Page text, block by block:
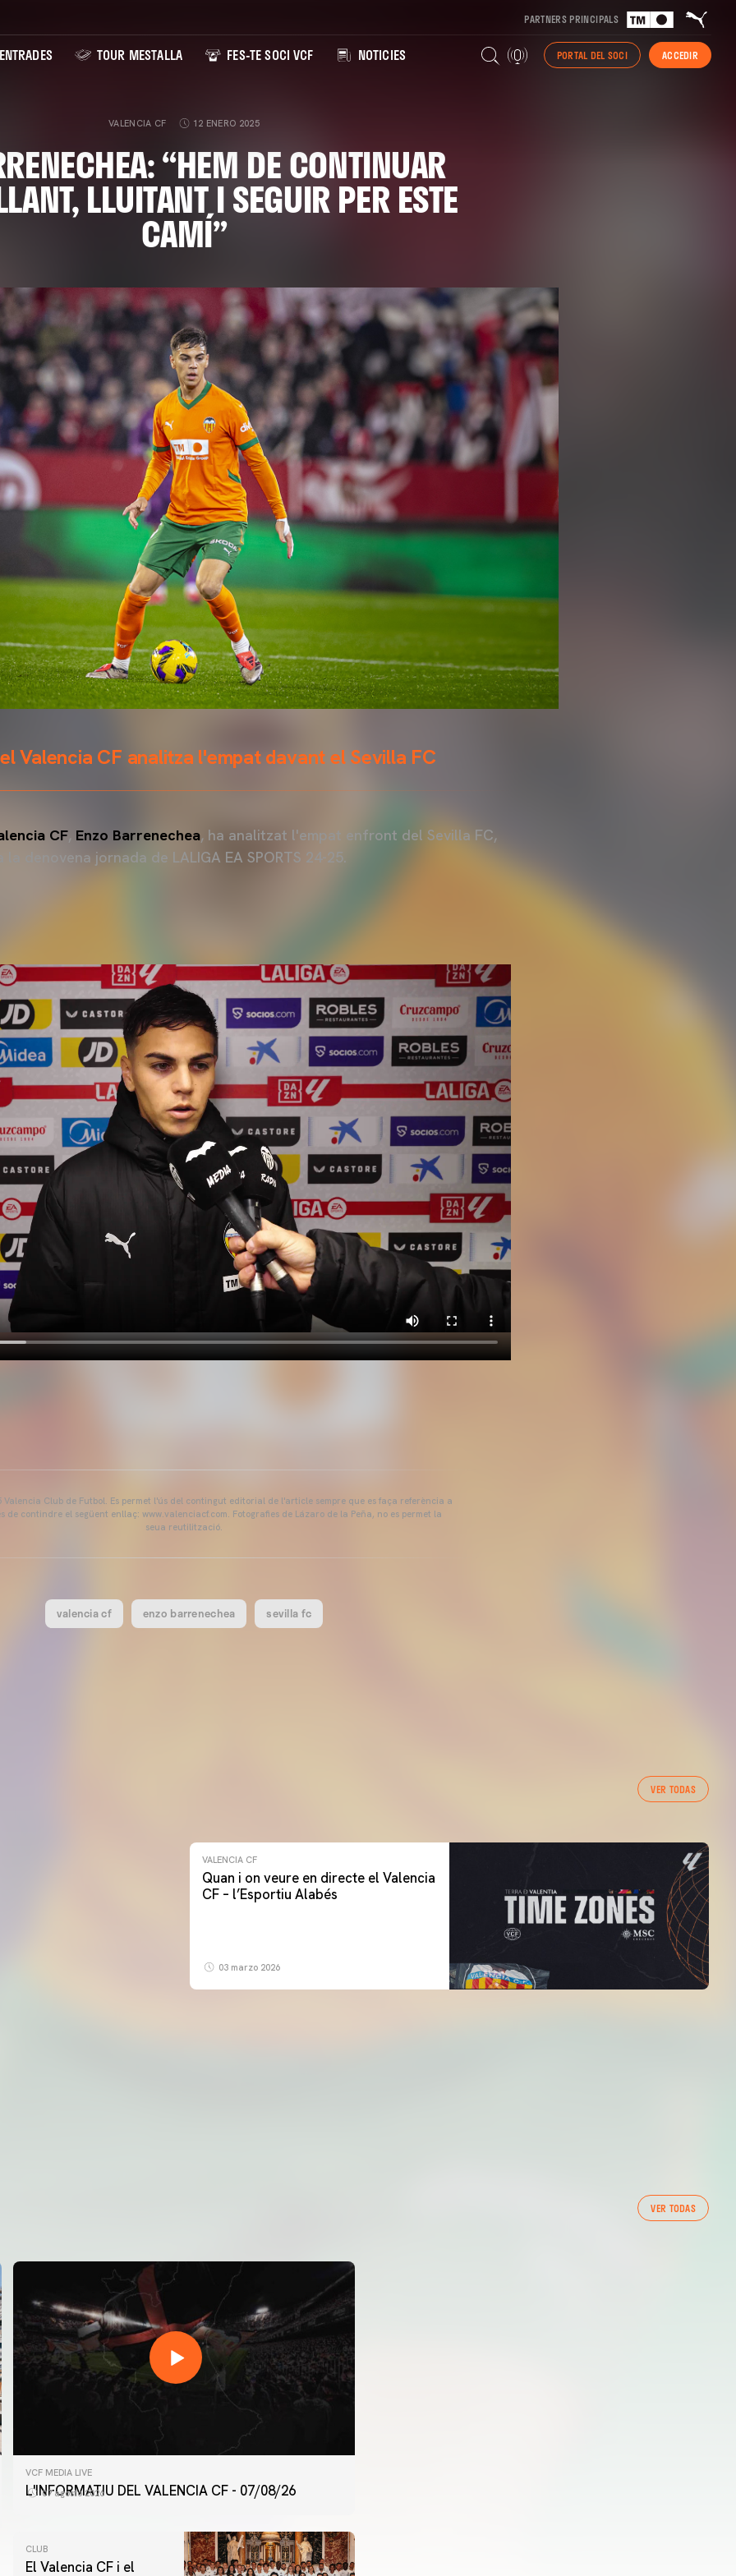
PARTNERS PRINCIPALS
ENTRADES TOUR MESTALLA FES-TE SOCI VCF NOTICIES PORTAL DEL SOCI ACCEDIR
VALENCIA CF 12 ENERO 2025
“HEM DE CONTINUAR
LLUITANT I SEGUIR PER ESTE
CAMÍ”
Valencia CF analitza l'empat davant el Sevilla FC
CF, Enzo Barrenechea, ha analitzat l'empat enfront del Sevilla FC,
denovena jornada de LALIGA EA SPORTS 24-25.
Valencia Club de Futbol. Es permet l'ús del contingut editorial de l'article sempre que es faça referència a
de contindre el següent enllaç: www.valenciacf.com. Fotografies de Lázaro de la Peña, no es permet la
seua reutilització.
valencia cf enzo barrenechea sevilla fc
VER TODAS
VALENCIA CF
Quan i on veure en directe el Valencia
CF – l’Esportiu Alabés
03 marzo 2026
VER TODAS
VCF MEDIA LIVE
L'INFORMATIU DEL VALENCIA CF - 07/08/26
07 agosto 2026
ENTRENAMENT DEL VALENCIA CF 7/8/2026
CLUB
El Valencia CF i el